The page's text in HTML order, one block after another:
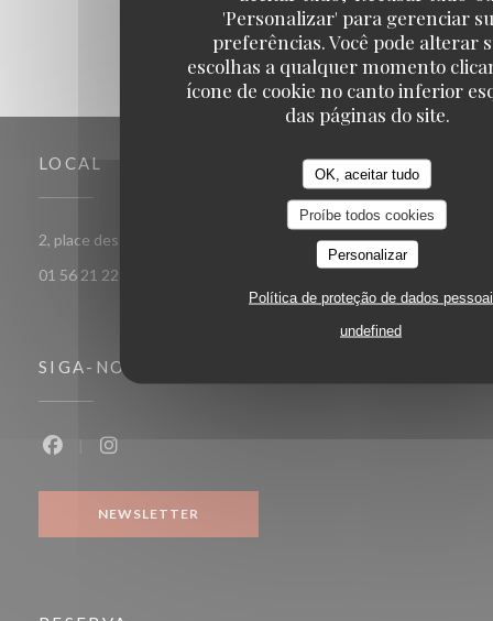
'Personalizar' para gerenciar
preferências. Você pode alterar
escolhas a qualquer momento
ícone de cookie no canto inferior
das páginas do site.
OK, aceitar tudo
Proíbe todos cookies
Personalizar
Política de proteção de dados
undefined
LOCAL
2, place des Ternes 75008 Paris
((abre numa nova janela))
01 56 21 22 00
SIGA-NOS
NEWSLETTER